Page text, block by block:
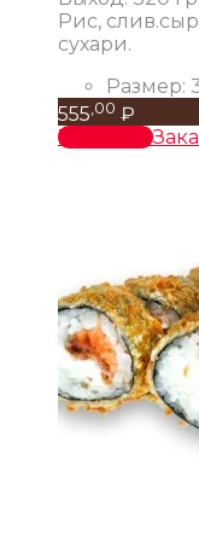
Рис,
сухари.
Размер:
555 ,00 ₽
В корзину